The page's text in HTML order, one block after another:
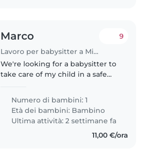
Marco
Lavoro per babysitter a Milano
9
We're looking for a babysitter to
take care of my child in a safe
together, preparing simple
meals or snacks, and helping..
Numero di bambini: 1
Età dei bambini: Bambino
Ultima attività: 2 settimane fa
11,00 €/ora